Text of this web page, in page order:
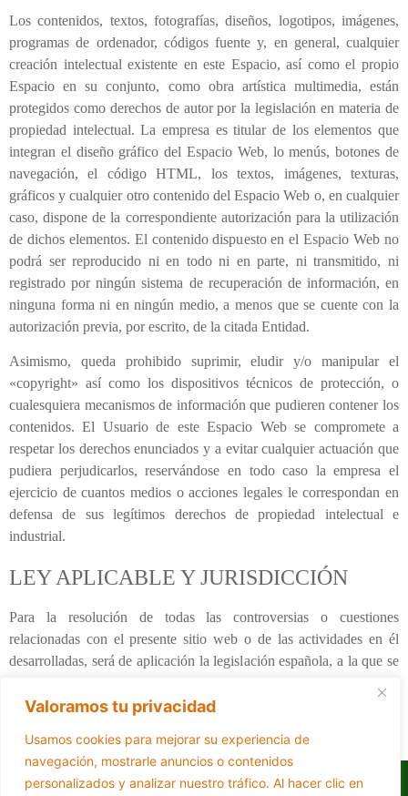
Valoramos tu privacidad
Usamos cookies para mejorar su experiencia de
navegación, mostrarle anuncios o contenidos
personalizados y analizar nuestro tráfico. Al hacer clic en
Los contenidos, textos, fotografías, diseños, logotipos, imágenes,
programas de ordenador, códigos fuente y, en general, cualquier
creación intelectual existente en este Espacio, así como el propio
Espacio en su conjunto, como obra artística multimedia, están
protegidos como derechos de autor por la legislación en materia de
propiedad intelectual. La empresa es titular de los elementos que
integran el diseño gráfico del Espacio Web, lo menús, botones de
navegación, el código HTML, los textos, imágenes, texturas,
gráficos y cualquier otro contenido del Espacio Web o, en cualquier
caso, dispone de la correspondiente autorización para la utilización
de dichos elementos. El contenido dispuesto en el Espacio Web no
podrá ser reproducido ni en todo ni en parte, ni transmitido, ni
registrado por ningún sistema de recuperación de información, en
ninguna forma ni en ningún medio, a menos que se cuente con la
autorización previa, por escrito, de la citada Entidad.
Asimismo, queda prohibido suprimir, eludir y/o manipular el
«copyright» así como los dispositivos técnicos de protección, o
cualesquiera mecanismos de información que pudieren contener los
contenidos. El Usuario de este Espacio Web se compromete a
respetar los derechos enunciados y a evitar cualquier actuación que
pudiera perjudicarlos, reservándose en todo caso la empresa el
ejercicio de cuantos medios o acciones legales le correspondan en
defensa de sus legítimos derechos de propiedad intelectual e
industrial.
LEY APLICABLE Y JURISDICCIÓN
Para la resolución de todas las controversias o cuestiones
relacionadas con el presente sitio web o de las actividades en él
desarrolladas, será de aplicación la legislación española, a la que se
resolución de todos los conflictos derivados o relacionados con su
Accesibilidad Aviso Legal Políticas de Cookies